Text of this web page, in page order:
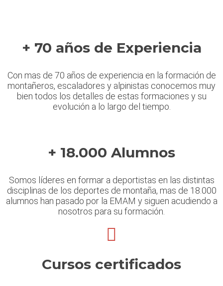
+ 70 años de Experiencia
Con mas de 70 años de experiencia en la formación de
montañeros, escaladores y alpinistas conocemos muy
bien todos los detalles de estas formaciones y su
evolución a lo largo del tiempo.
+ 18.000 Alumnos
Somos líderes en formar a deportistas en las distintas
disciplinas de los deportes de montaña, mas de 18.000
alumnos han pasado por la EMAM y siguen acudiendo a
nosotros para su formación.
Cursos certificados